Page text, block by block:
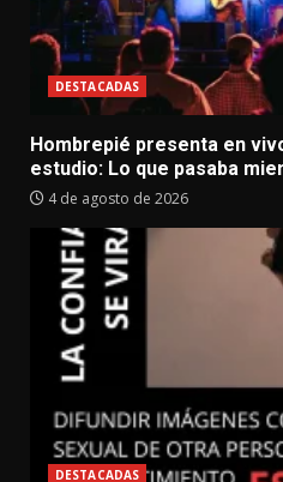
DESTACADAS
Hombrepié presenta en
estudio: Lo que pasaba
4 de agosto de 2026
DESTACADAS